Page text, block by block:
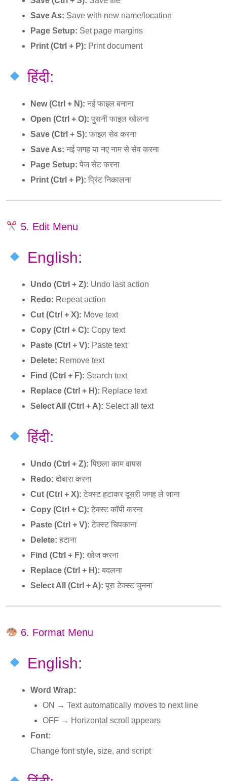
Save As: Save with new name/location
Page Setup: Set page margins
Print (Ctrl + P): Print document
हिंदी:
New (Ctrl + N): नई फाइल बनाना
Open (Ctrl + O): पुरानी फाइल खोलना
Save (Ctrl + S): फाइल सेव करना
Save As: नई जगह या नए नाम से सेव करना
Page Setup: पेज सेट करना
Print (Ctrl + P): प्रिंट निकालना
5. Edit Menu
English:
Undo (Ctrl + Z): Undo last action
Redo: Repeat action
Cut (Ctrl + X): Move text
Copy (Ctrl + C): Copy text
Paste (Ctrl + V): Paste text
Delete: Remove text
Find (Ctrl + F): Search text
Replace (Ctrl + H): Replace text
Select All (Ctrl + A): Select all text
हिंदी:
Undo (Ctrl + Z): पिछला काम वापस
Redo: दोबारा करना
Cut (Ctrl + X): टेक्स्ट हटाकर दूसरी जगह ले जाना
Copy (Ctrl + C): टेक्स्ट कॉपी करना
Paste (Ctrl + V): टेक्स्ट चिपकाना
Delete: हटाना
Find (Ctrl + F): खोज करना
Replace (Ctrl + H): बदलना
Select All (Ctrl + A): पूरा टेक्स्ट चुनना
6. Format Menu
English:
Word Wrap:
ON → Text automatically moves to next line
OFF → Horizontal scroll appears
Font:
Change font style, size, and script